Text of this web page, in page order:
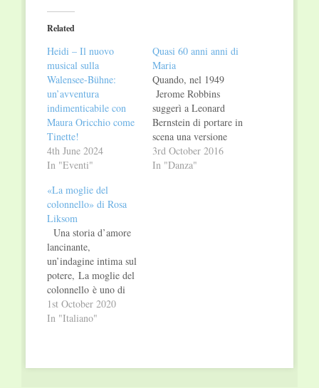
(Opens
in
new
Related
Heidi – Il nuovo
musical sulla
Walensee-Bühne:
un’avventura
indimenticabile con
Maura Oricchio come
Tinette!
4th June 2024
In "Eventi"
Quasi 60 anni anni di
Maria
Quando, nel 1949
Jerome Robbins
suggerì a Leonard
Bernstein di portare in
scena una versione
moderna della storia
di Romeo e Giuletta,
3rd October 2016
In "Danza"
«La moglie del
colonnello» di Rosa
Liksom
Una storia d’amore
lancinante,
un’indagine intima sul
potere, La moglie del
colonnello è uno di
quei romanzi che,
terribili nella loro
1st October 2020
In "Italiano"